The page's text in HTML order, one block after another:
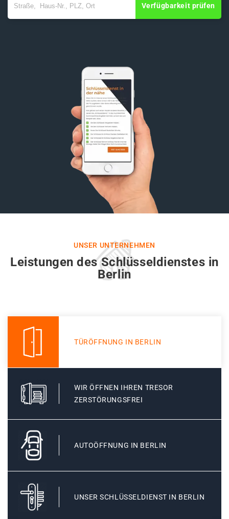
Verfügbarkeit prüfen
UNSER UNTERNEHMEN
Leistungen des Schlüsseldienstes in
Berlin
TÜRÖFFNUNG IN BERLIN
WIR ÖFFNEN IHREN TRESOR
ZERSTÖRUNGSFREI
AUTOÖFFNUNG IN BERLIN
UNSER SCHLÜSSELDIENST IN BERLIN